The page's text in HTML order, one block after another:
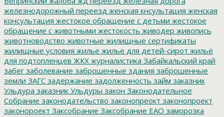
железнодорожный переезд женская кнсультация женская
консультация жестокое обращение с детьми жестокое
обращение с животными жестокость живодер живопись
животноводство животные жилищные сертификаты
жилищные условия жилье жилье для детей-сирот жильё
для подтопленцев ЖКХ журналистика Забайкальский край
забег заболевание заброшенные здания заброшенные
земли ЗАГС задержание задолженность займ заказник
Ульдура заказник Ульдуры закон Законодательное
Собрание законодательство законопреокт законопроект
законороект Заксобрание Заксобрание ЕАО заморозка